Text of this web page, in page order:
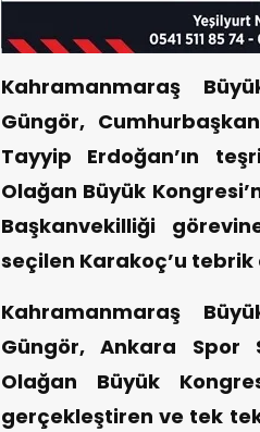
Kahramanmaraş
Güngör,
Tayyip Erdoğan’ın
Olağan Büyük
Başkanvekilliği
seçilen Karakoç’u tebrik
Kahramanmaraş
Güngör, Ankara Spor
Olağan Büyük
gerçekleştiren ve tek